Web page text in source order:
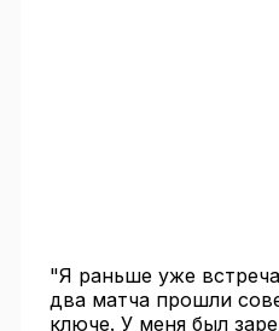
"Я раньше уже
два матча прошли
ключе. У меня был